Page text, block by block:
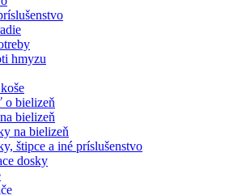
hmyzu
o bielizeň
bielizeň
na bielizeň
štipce a iné príslušenstvo
dosky